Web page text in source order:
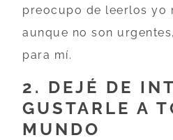
preocupo de leerlos yo
aunque no son
para mí.
2. DEJÉ DE
GUSTARLE A
MUNDO